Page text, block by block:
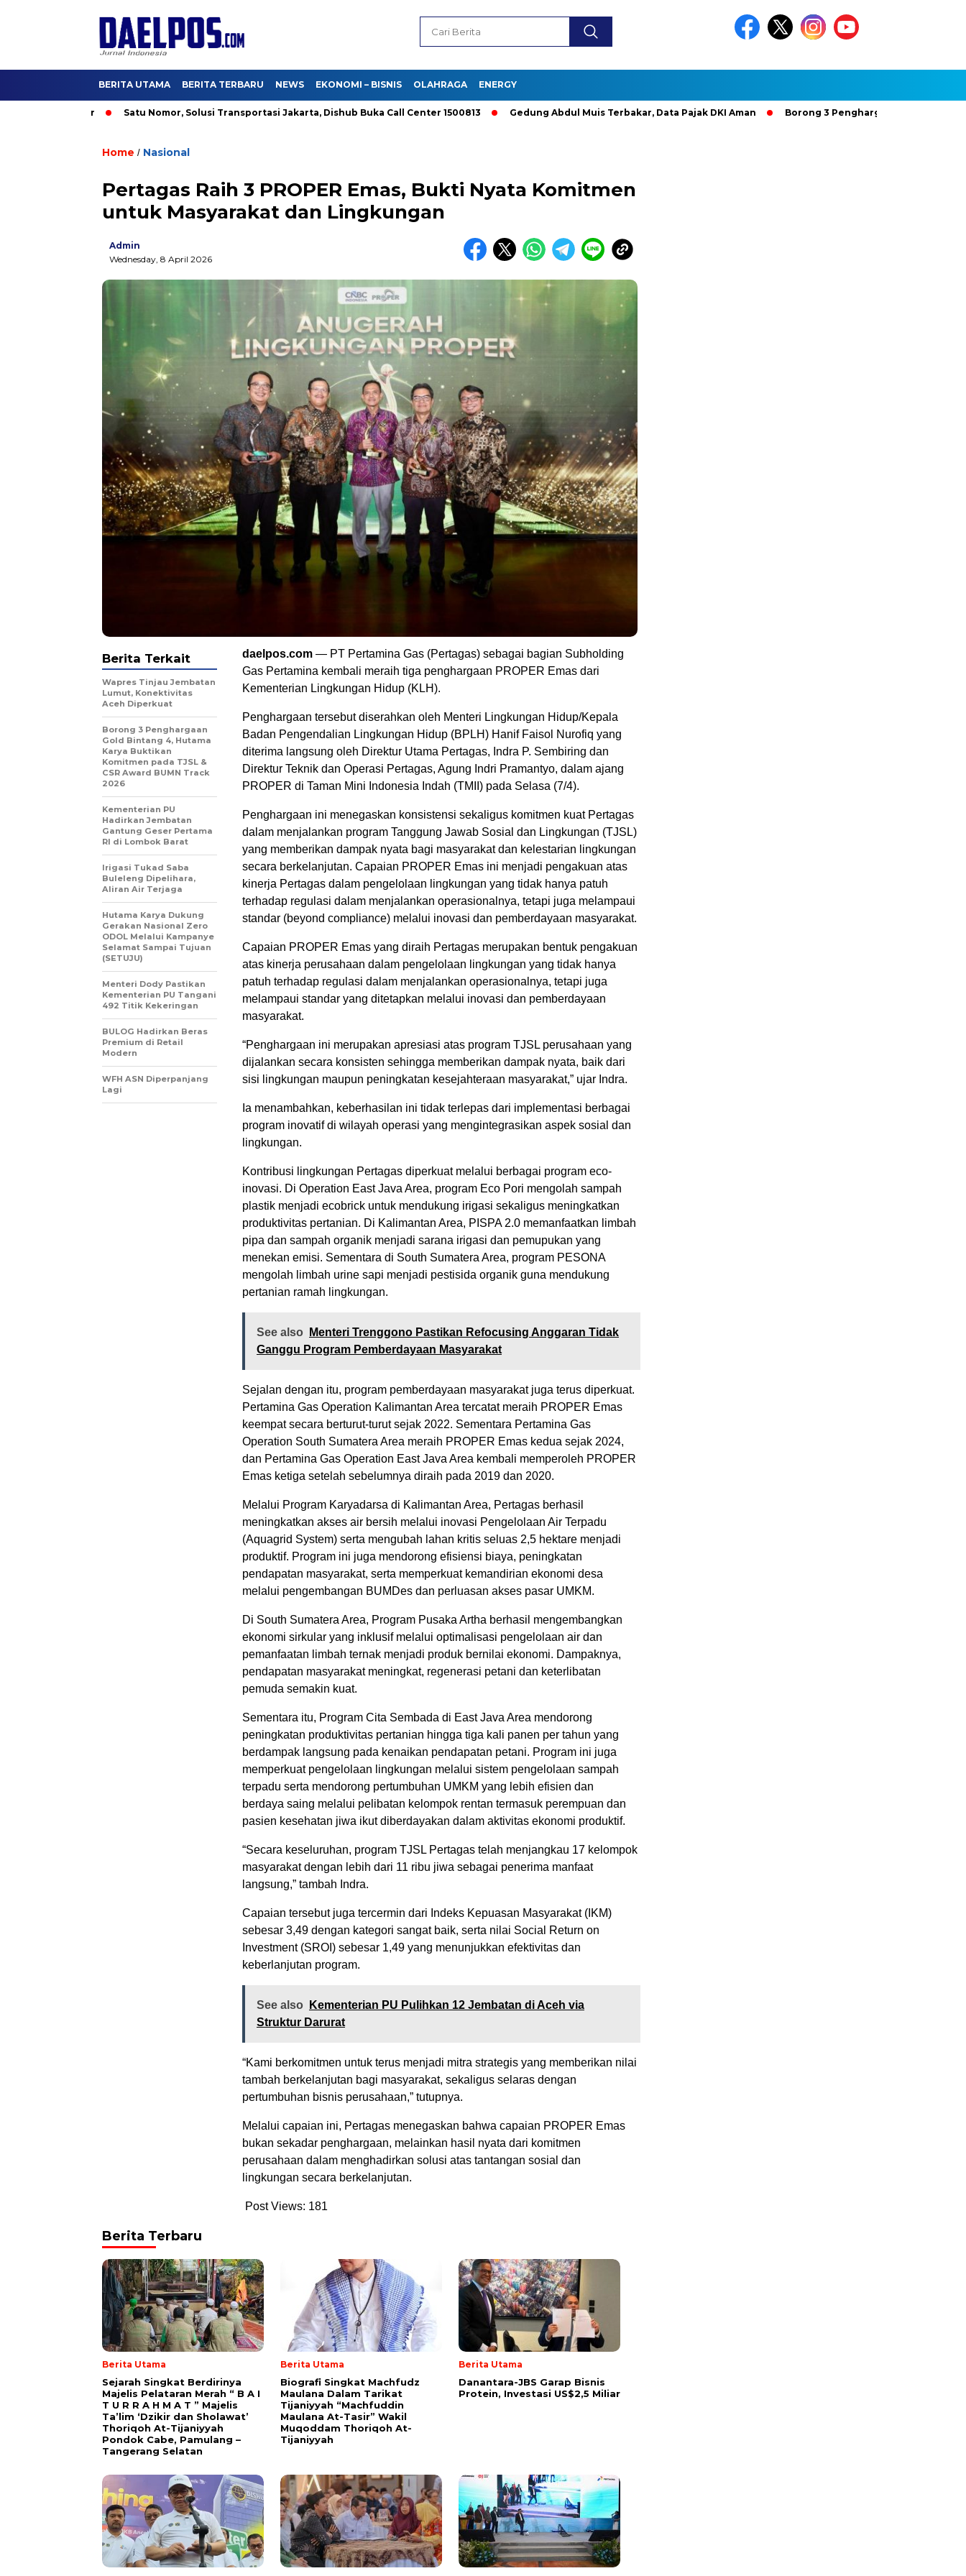
BERITA UTAMA BERITA TERBARU NEWS EKONOMI – BISNIS OLAHRAGA ENERGY
Satu Nomor, Solusi Transportasi Jakarta, Dishub Buka Call Center 1500813 Gedung Abdul Muis Terbakar, Data Pajak DKI Aman Borong 3 Penghargaan Gold Bintang 4,
Home / Nasional
Pertagas Raih 3 PROPER Emas, Bukti Nyata Komitmen
untuk Masyarakat dan Lingkungan
Admin
Wednesday, 8 April 2026
daelpos.com — PT Pertamina Gas (Pertagas) sebagai bagian Subholding
Gas Pertamina kembali meraih tiga penghargaan PROPER Emas dari
Kementerian Lingkungan Hidup (KLH).
Penghargaan tersebut diserahkan oleh Menteri Lingkungan Hidup/Kepala
Badan Pengendalian Lingkungan Hidup (BPLH) Hanif Faisol Nurofiq yang
diterima langsung oleh Direktur Utama Pertagas, Indra P. Sembiring dan
Direktur Teknik dan Operasi Pertagas, Agung Indri Pramantyo, dalam ajang
PROPER di Taman Mini Indonesia Indah (TMII) pada Selasa (7/4).
Penghargaan ini menegaskan konsistensi sekaligus komitmen kuat Pertagas
dalam menjalankan program Tanggung Jawab Sosial dan Lingkungan (TJSL)
yang memberikan dampak nyata bagi masyarakat dan kelestarian lingkungan
secara berkelanjutan. Capaian PROPER Emas ini menjadi pengakuan atas
kinerja Pertagas dalam pengelolaan lingkungan yang tidak hanya patuh
terhadap regulasi dalam menjalankan operasionalnya, tetapi juga melampaui
standar (beyond compliance) melalui inovasi dan pemberdayaan masyarakat.
Capaian PROPER Emas yang diraih Pertagas merupakan bentuk pengakuan
atas kinerja perusahaan dalam pengelolaan lingkungan yang tidak hanya
patuh terhadap regulasi dalam menjalankan operasionalnya, tetapi juga
melampaui standar yang ditetapkan melalui inovasi dan pemberdayaan
masyarakat.
“Penghargaan ini merupakan apresiasi atas program TJSL perusahaan yang
dijalankan secara konsisten sehingga memberikan dampak nyata, baik dari
sisi lingkungan maupun peningkatan kesejahteraan masyarakat,” ujar Indra.
Ia menambahkan, keberhasilan ini tidak terlepas dari implementasi berbagai
program inovatif di wilayah operasi yang mengintegrasikan aspek sosial dan
lingkungan.
Kontribusi lingkungan Pertagas diperkuat melalui berbagai program eco-
inovasi. Di Operation East Java Area, program Eco Pori mengolah sampah
plastik menjadi ecobrick untuk mendukung irigasi sekaligus meningkatkan
produktivitas pertanian. Di Kalimantan Area, PISPA 2.0 memanfaatkan limbah
pipa dan sampah organik menjadi sarana irigasi dan pemupukan yang
menekan emisi. Sementara di South Sumatera Area, program PESONA
mengolah limbah urine sapi menjadi pestisida organik guna mendukung
pertanian ramah lingkungan.
See also
Menteri Trenggono Pastikan Refocusing Anggaran Tidak
Ganggu Program Pemberdayaan Masyarakat
Sejalan dengan itu, program pemberdayaan masyarakat juga terus diperkuat.
Pertamina Gas Operation Kalimantan Area tercatat meraih PROPER Emas
keempat secara berturut-turut sejak 2022. Sementara Pertamina Gas
Operation South Sumatera Area meraih PROPER Emas kedua sejak 2024,
dan Pertamina Gas Operation East Java Area kembali memperoleh PROPER
Emas ketiga setelah sebelumnya diraih pada 2019 dan 2020.
Melalui Program Karyadarsa di Kalimantan Area, Pertagas berhasil
meningkatkan akses air bersih melalui inovasi Pengelolaan Air Terpadu
(Aquagrid System) serta mengubah lahan kritis seluas 2,5 hektare menjadi
produktif. Program ini juga mendorong efisiensi biaya, peningkatan
pendapatan masyarakat, serta memperkuat kemandirian ekonomi desa
melalui pengembangan BUMDes dan perluasan akses pasar UMKM.
Di South Sumatera Area, Program Pusaka Artha berhasil mengembangkan
ekonomi sirkular yang inklusif melalui optimalisasi pengelolaan air dan
pemanfaatan limbah ternak menjadi produk bernilai ekonomi. Dampaknya,
pendapatan masyarakat meningkat, regenerasi petani dan keterlibatan
pemuda semakin kuat.
Sementara itu, Program Cita Sembada di East Java Area mendorong
peningkatan produktivitas pertanian hingga tiga kali panen per tahun yang
berdampak langsung pada kenaikan pendapatan petani. Program ini juga
memperkuat pengelolaan lingkungan melalui sistem pengelolaan sampah
terpadu serta mendorong pertumbuhan UMKM yang lebih efisien dan
berdaya saing melalui pelibatan kelompok rentan termasuk perempuan dan
pasien kesehatan jiwa ikut diberdayakan dalam aktivitas ekonomi produktif.
“Secara keseluruhan, program TJSL Pertagas telah menjangkau 17 kelompok
masyarakat dengan lebih dari 11 ribu jiwa sebagai penerima manfaat
langsung,” tambah Indra.
Capaian tersebut juga tercermin dari Indeks Kepuasan Masyarakat (IKM)
sebesar 3,49 dengan kategori sangat baik, serta nilai Social Return on
Investment (SROI) sebesar 1,49 yang menunjukkan efektivitas dan
keberlanjutan program.
See also
Kementerian PU Pulihkan 12 Jembatan di Aceh via
Struktur Darurat
“Kami berkomitmen untuk terus menjadi mitra strategis yang memberikan nilai
tambah berkelanjutan bagi masyarakat, sekaligus selaras dengan
pertumbuhan bisnis perusahaan,” tutupnya.
Melalui capaian ini, Pertagas menegaskan bahwa capaian PROPER Emas
bukan sekadar penghargaan, melainkan hasil nyata dari komitmen
perusahaan dalam menghadirkan solusi atas tantangan sosial dan
lingkungan secara berkelanjutan.
Post Views: 181
Berita Terkait
Wapres Tinjau Jembatan
Lumut, Konektivitas
Aceh Diperkuat
Borong 3 Penghargaan
Gold Bintang 4, Hutama
Karya Buktikan
Komitmen pada TJSL &
CSR Award BUMN Track
2026
Kementerian PU
Hadirkan Jembatan
Gantung Geser Pertama
RI di Lombok Barat
Irigasi Tukad Saba
Buleleng Dipelihara,
Aliran Air Terjaga
Hutama Karya Dukung
Gerakan Nasional Zero
ODOL Melalui Kampanye
Selamat Sampai Tujuan
(SETUJU)
Menteri Dody Pastikan
Kementerian PU Tangani
492 Titik Kekeringan
BULOG Hadirkan Beras
Premium di Retail
Modern
WFH ASN Diperpanjang
Lagi
Berita Terbaru
Berita Utama
Sejarah Singkat Berdirinya
Majelis Pelataran Merah “ B A I
T U R R A H M A T ” Majelis
Ta’lim ‘Dzikir dan Sholawat’
Thoriqoh At-Tijaniyyah
Pondok Cabe, Pamulang –
Tangerang Selatan
Berita Utama
Biografi Singkat Machfudz
Maulana Dalam Tarikat
Tijaniyyah “Machfuddin
Maulana At-Tasir” Wakil
Muqoddam Thoriqoh At-
Tijaniyyah
Berita Utama
Danantara-JBS Garap Bisnis
Protein, Investasi US$2,5 Miliar